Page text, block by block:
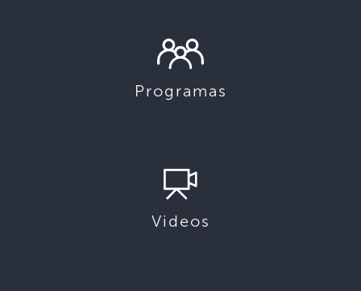
Programas
Videos